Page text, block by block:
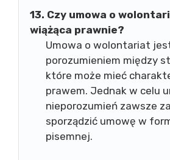
13. Czy umowa o
wiążąca prawnie?
Umowa o wolontariat
porozumieniem między
które może mieć
prawem. Jednak w celu
nieporozumień zawsze
sporządzić umowę w
pisemnej.